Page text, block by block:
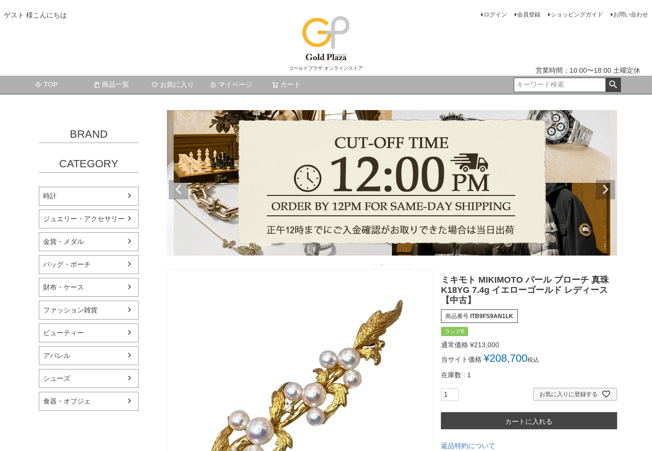
ゲスト 様こんにちは
ゴールドプラザ オンラインストア
ログイン 会員登録 ショッピングガイド お問い合わせ
営業時間：10:00〜18:00 土曜定休
TOP
商品一覧 お気に入り マイページ カート
BRAND
CATEGORY
時計
ジュエリー・アクセサリー
金貨・メダル
バッグ・ポーチ
財布・ケース
ファッション雑貨
ビューティー
アパレル
シューズ
食器・オブジェ
ミキモト MIKIMOTO パール ブローチ 真珠
K18YG 7.4g イエローゴールド レディース
【中古】
商品番号 ITB9FS9AN1LK
ランクB
通常価格 ¥213,000
当サイト価格 ¥208,700税込
在庫数 1
お気に入りに登録する
カートに入れる
返品特約について